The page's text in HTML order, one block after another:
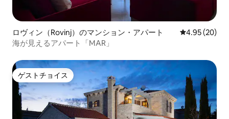
ロヴィン（Rovinj）のマンション・アパート レビュー20
4.95 (20)
海が見えるアパート「MAR」
ゲストチョイス
ゲストチョイス